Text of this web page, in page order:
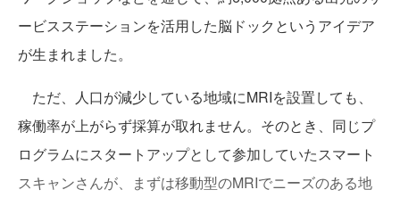
ービスステーションを活用した脳ドックというアイデア
が生まれました。
ただ、人口が減少している地域にMRIを設置しても、
稼働率が上がらず採算が取れません。そのとき、同じプ
ログラムにスタートアップとして参加していたスマート
スキャンさんが、まずは移動型のMRIでニーズのある地